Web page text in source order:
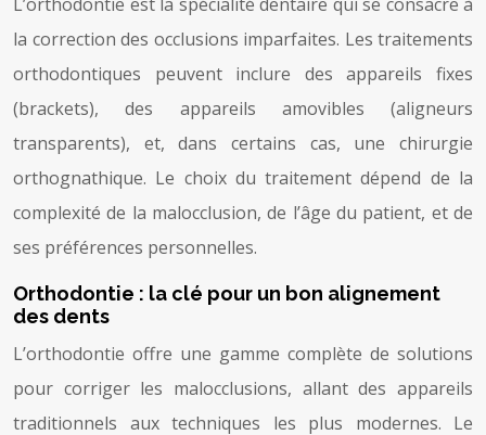
la correction des occlusions imparfaites. Les traitements
orthodontiques peuvent inclure des appareils fixes
(brackets), des appareils amovibles (aligneurs
transparents), et, dans certains cas, une chirurgie
orthognathique. Le choix du traitement dépend de la
complexité de la malocclusion, de l’âge du patient, et de
ses préférences personnelles.
Orthodontie : la clé pour un bon alignement
des dents
L’orthodontie offre une gamme complète de solutions
pour corriger les malocclusions, allant des appareils
traditionnels aux techniques les plus modernes. Le